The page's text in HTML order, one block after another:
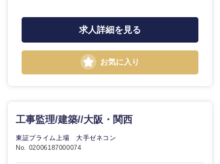
近畿地方
滋賀県
求人詳細を見る
お気に入り
工事監理/建築//大阪・関西
東証プライム上場 大手ゼネコン
No. 02006187000074